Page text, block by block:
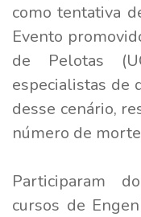
como tentativa
Evento
de Pelotas
especialistas de
desse cenário,
número de
Participaram
cursos de